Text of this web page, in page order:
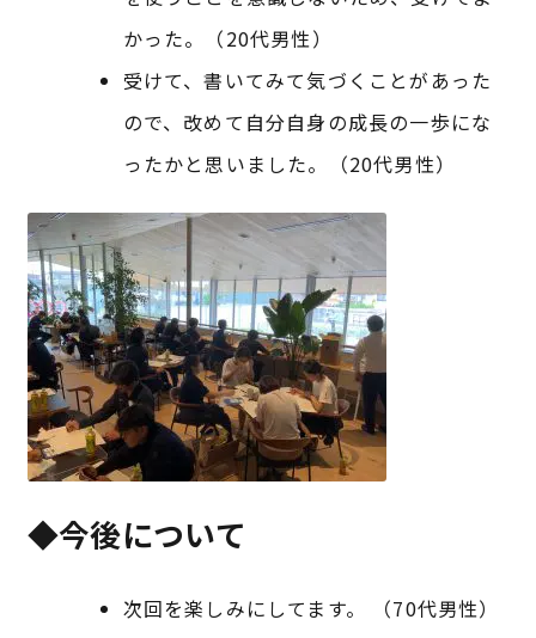
かった。（20代男性）
受けて、書いてみて気づくことがあった
ので、改めて自分自身の成長の一歩にな
ったかと思いました。（20代男性）
◆今後について
次回を楽しみにしてます。 （70代男性）